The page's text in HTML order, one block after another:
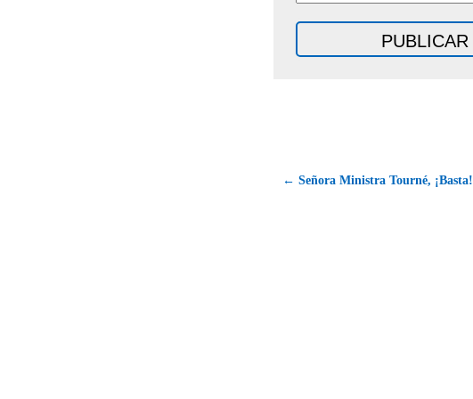
← Señora Ministra Tourné, ¡Basta!